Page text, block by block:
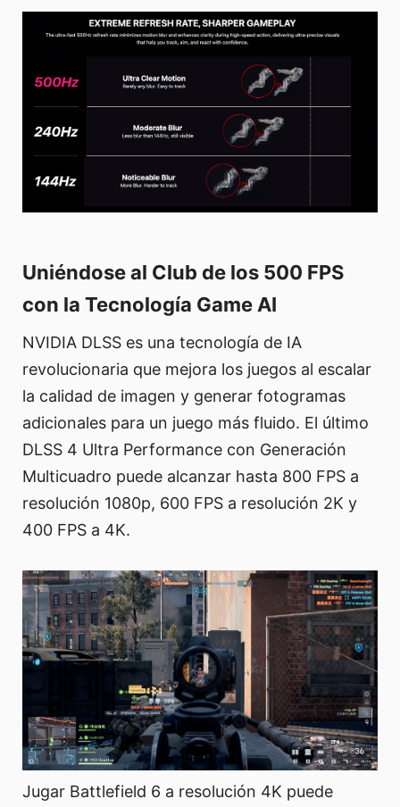
Uniéndose al Club de los 500 FPS
con la Tecnología Game AI
NVIDIA DLSS es una tecnología de IA
revolucionaria que mejora los juegos al escalar
la calidad de imagen y generar fotogramas
adicionales para un juego más fluido. El último
DLSS 4 Ultra Performance con Generación
Multicuadro puede alcanzar hasta 800 FPS a
resolución 1080p, 600 FPS a resolución 2K y
400 FPS a 4K.
Jugar Battlefield 6 a resolución 4K puede